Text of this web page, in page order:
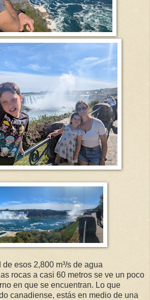
esos 2,800 m³/s de agua
rocas a casi 60 metros se ve un poco
en que se encuentran. Lo que
canadiense, estás en medio de una